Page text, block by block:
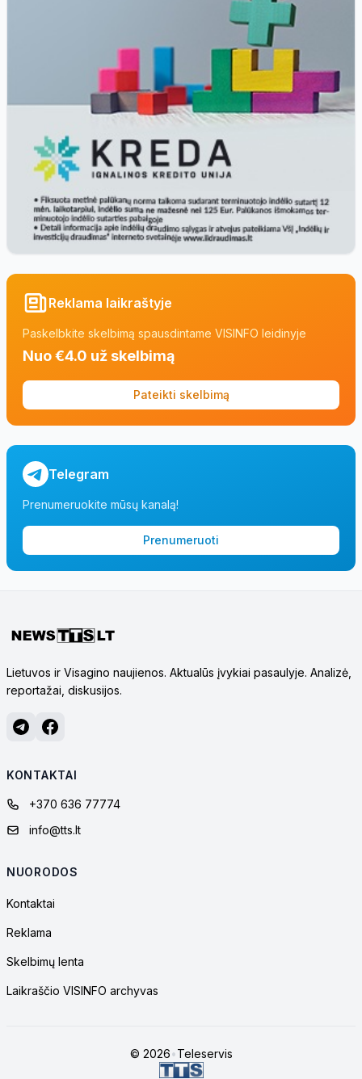
Reklama laikraštyje
Paskelbkite skelbimą spausdintame VISINFO leidinyje
Nuo €4.0 už skelbimą
Pateikti skelbimą
Telegram
Prenumeruokite mūsų kanalą!
Prenumeruoti
Lietuvos ir Visagino naujienos. Aktualūs įvykiai pasaulyje. Analizė,
reportažai, diskusijos.
KONTAKTAI
+370 636 77774
info@tts.lt
NUORODOS
Kontaktai
Reklama
Skelbimų lenta
Laikraščio VISINFO archyvas
© 2026•Teleservis